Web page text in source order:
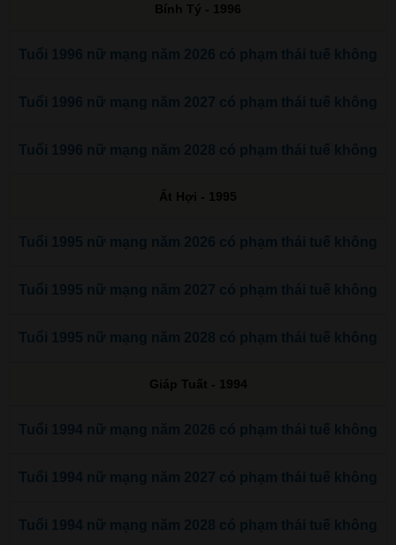
Bính Tý - 1996
Tuổi 1996 nữ mạng năm 2026 có phạm thái tuế không
Tuổi 1996 nữ mạng năm 2027 có phạm thái tuế không
Tuổi 1996 nữ mạng năm 2028 có phạm thái tuế không
Ất Hợi - 1995
Tuổi 1995 nữ mạng năm 2026 có phạm thái tuế không
Tuổi 1995 nữ mạng năm 2027 có phạm thái tuế không
Tuổi 1995 nữ mạng năm 2028 có phạm thái tuế không
Giáp Tuất - 1994
Tuổi 1994 nữ mạng năm 2026 có phạm thái tuế không
Tuổi 1994 nữ mạng năm 2027 có phạm thái tuế không
Tuổi 1994 nữ mạng năm 2028 có phạm thái tuế không